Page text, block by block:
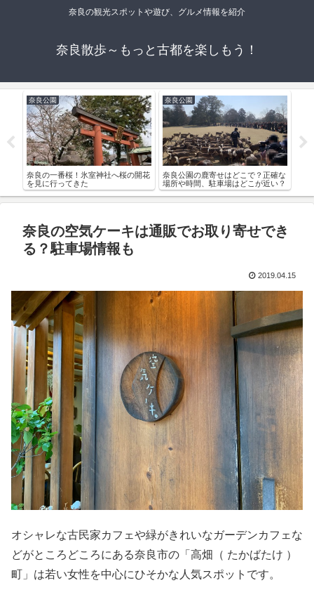
奈良の観光スポットや遊び、グルメ情報を紹介
奈良散歩～もっと古都を楽しもう！
奈良公園
奈良の一番桜！氷室神社へ桜の開花
を見に行ってきた
奈良公園
奈良公園の鹿寄せはどこで？正確な
場所や時間、駐車場はどこが近い？
奈良の空気ケーキは通販でお取り寄せでき
る？駐車場情報も
2019.04.15
オシャレな古民家カフェや緑がきれいなガーデンカフェな
どがところどころにある奈良市の「高畑（ たかばたけ ）
町」は若い女性を中心にひそかな人気スポットです。